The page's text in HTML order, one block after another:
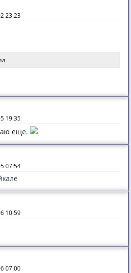
23:23
19:35
еще.
07:54
10:59
07:00